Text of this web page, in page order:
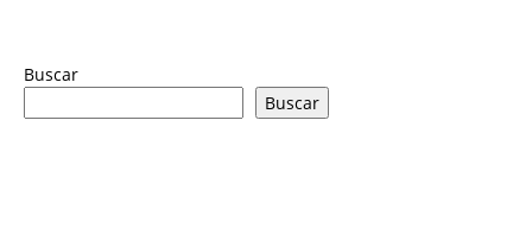
Buscar
Buscar